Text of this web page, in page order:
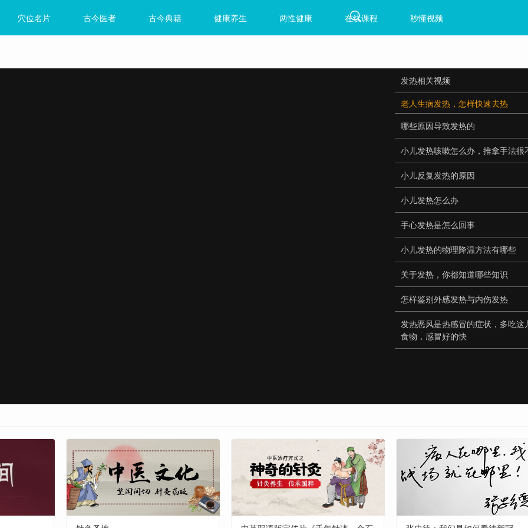
穴位名片 古今医者 古今典籍 健康养生 两性健康 在线课程 秒懂视频
发热相关视频
老人生病发热，怎样快速去热
哪些原因导致发热的
小儿发热咳嗽怎么办，推拿手法很
小儿反复发热的原因
小儿发热怎么办
手心发热是怎么回事
小儿发热的物理降温方法有哪些
关于发热，你都知道哪些知识
怎样鉴别外感发热与内伤发热
发热恶风是热感冒的症状，多吃这
食物，感冒好的快